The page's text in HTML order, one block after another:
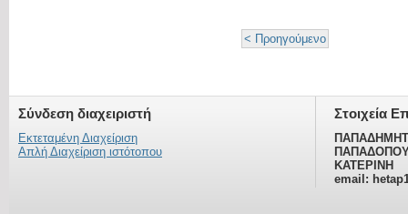
< Προηγούμενο
Σύνδεση διαχειριστή
Εκτεταμένη Διαχείριση
Απλή Διαχείριση ιστότοπου
Στοιχεία
ΚΑΤΕΡΙΝΗ
email: